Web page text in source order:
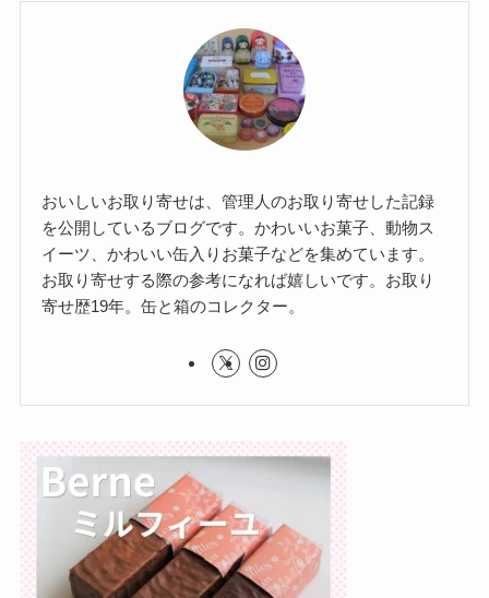
おいしいお取り寄せは、管理人のお取り寄せした記録
を公開しているブログです。かわいいお菓子、動物ス
イーツ、かわいい缶入りお菓子などを集めています。
お取り寄せする際の参考になれば嬉しいです。お取り
寄せ歴19年。缶と箱のコレクター。